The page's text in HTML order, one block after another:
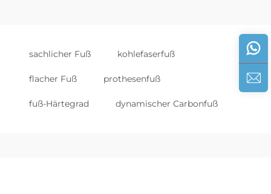
sachlicher Fuß kohlefaserfuß
flacher Fuß prothesenfuß
fuß-Härtegrad dynamischer Carbonfuß